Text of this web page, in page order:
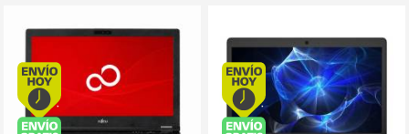
Envío hoy. Comprando antes de 13Hs. Envío hoy.